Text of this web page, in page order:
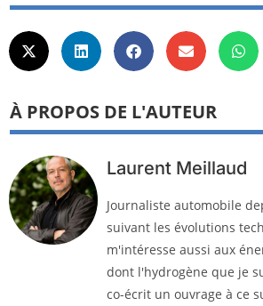
À PROPOS DE L'AUTEUR
Laurent Meillaud
Journaliste automobile
suivant les évolutions
m'intéresse aussi aux
dont l'hydrogène que je
co-écrit un ouvrage à ce